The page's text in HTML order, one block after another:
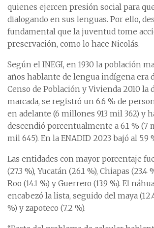
quienes ejercen presión social para
dialogando en sus lenguas. Por ello,
fundamental que la juventud tome
preservación, como lo hace Nicolás.
Según el INEGI, en 1930 la población
años hablante de lengua indígena era
Censo de Población y Vivienda 2010 la
marcada, se registró un 6.6 % de
en adelante (6 millones 913 mil 362) y
descendió porcentualmente a 6.1 % (7
mil 645). En la ENADID 2023 bajó al 5.9
Las entidades con mayor porcentaje
(27.3 %), Yucatán (26.1 %), Chiapas (23.4
Roo (14.1 %) y Guerrero (13.9 %). El
encabezó la lista, seguido del maya
%) y zapoteco (7.2 %).